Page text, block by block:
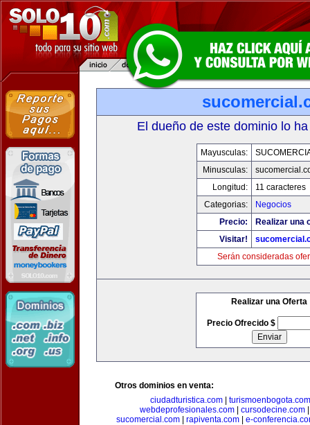
El dueño de este dominio lo
Mayusculas:
Minusculas:
Longitud:
11 caracteres
Categorias:
Negocios
Precio:
Realizar una
Visitar!
Serán consideradas
Realizar una Oferta
Precio Ofrecido $
Otros dominios en venta:
ciudadturistica.com
turismoenbogota.com
webdeprofesionales.com| cursodecine.com
sucomercial.com
rapiventa.com
e-